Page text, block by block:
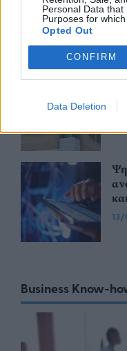
Personal Data
Purposes for
Opted Out
CONFIRM
Data Deletion
Business Know-